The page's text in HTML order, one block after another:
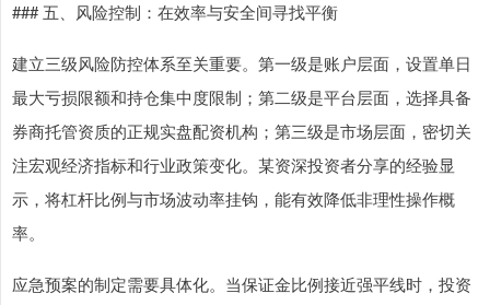
### 五、风险控制：在效率与安全间寻找平衡
建立三级风险防控体系至关重要。第一级是账户层面，设置单日
最大亏损限额和持仓集中度限制；第二级是平台层面，选择具备
券商托管资质的正规实盘配资机构；第三级是市场层面，密切关
注宏观经济指标和行业政策变化。某资深投资者分享的经验显
示，将杠杆比例与市场波动率挂钩，能有效降低非理性操作概
率。
应急预案的制定需要具体化。当保证金比例接近强平线时，投资